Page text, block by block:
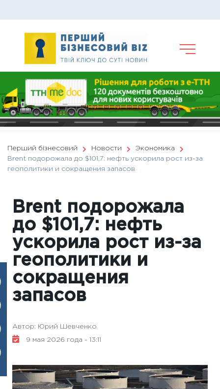
Перший бізнесовий Новости
Экономика
Brent подорожала до $101,7: нефть ускорила рост из-за
геополитики и сокращения запасов
Brent подорожала
до $101,7: нефть
ускорила рост из-за
геополитики и
сокращения
запасов
Автор: Юрий Шевченко
9 мая 2026 года - 13:11